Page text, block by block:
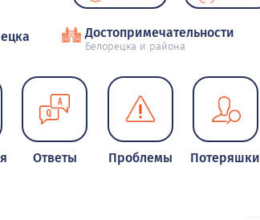
Достопримечательности
Белорецка и района
Ответы Проблемы Потеряшки